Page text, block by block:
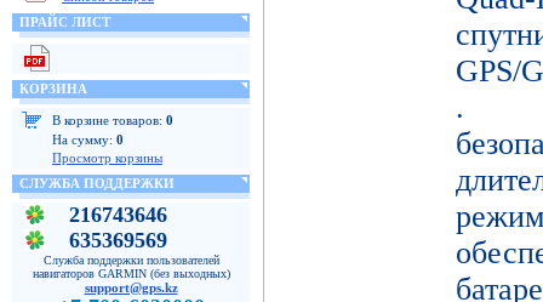
ПРАЙС ЛИСТ
КОРЗИНА
В корзине товаров: 0
На сумму: 0
Просмотр корзины
СЛУЖБА ПОДДЕРЖКИ
216743646
635369569
Служба поддержки пользователей
навигаторов GARMIN (без выходных)
support@gps.kz
GPS/
.